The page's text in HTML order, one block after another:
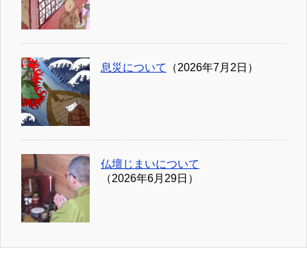
息災について （2026年7月2日）
仏壇じまいについて
（2026年6月29日）